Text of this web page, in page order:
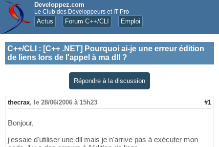
Developpez.com
Le Club des Développeurs et IT Pro
Actus Forum C++/CLI Emploi
C++/CLI : [C++ .NET] Pourquoi ai-je une erreur édition
de liens lors de l'appel à ma dll ?
Répondre à la discussion
thecrax, le 28/06/2006 à 15h23 #1
Bonjour,
j'essaie d'utiliser une dll mais je n'arrive pas à exécuter mon